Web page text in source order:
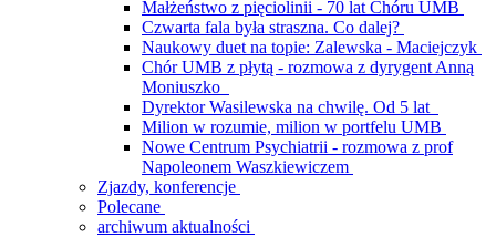
Małżeństwo z pięciolinii - 70 lat Chóru UMB
Czwarta fala była straszna. Co dalej?
Naukowy duet na topie: Zalewska - Maciejczyk
Chór UMB z płytą - rozmowa z dyrygent Anną
Moniuszko
Dyrektor Wasilewska na chwilę. Od 5 lat
Milion w rozumie, milion w portfelu UMB
Nowe Centrum Psychiatrii - rozmowa z prof
Napoleonem Waszkiewiczem
Zjazdy, konferencje
Polecane
archiwum aktualności